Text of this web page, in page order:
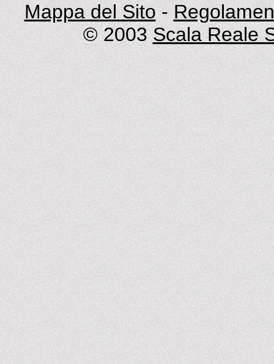
Mappa del Sito -
© 2003 Scala Reale